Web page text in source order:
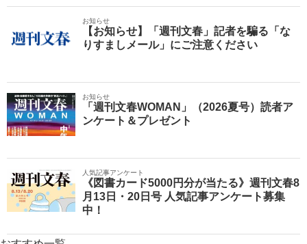
お知らせ
【お知らせ】「週刊文春」記者を騙る「な
りすましメール」にご注意ください
お知らせ
「週刊文春WOMAN」（2026夏号）読者ア
ンケート＆プレゼント
人気記事アンケート
《図書カード5000円分が当たる》週刊文春8
月13日・20日号 人気記事アンケート募集
中！